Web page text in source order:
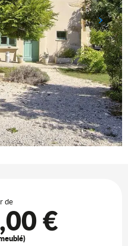
de €